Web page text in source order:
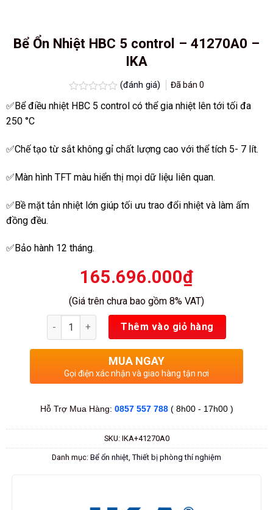
Bể Ổn Nhiệt HBC 5 control – 41270A0 –
IKA
Được
xếp
sao
(đánh giá) Đã bán0
✅Bể điều nhiệt HBC 5 control có thể gia nhiệt lên tới tối đa
250 °C
✅Chế tạo từ sắt không gỉ chất lượng cao với thể tích 5- 7 lít.
✅Màn hình TFT màu hiển thị mọi dữ liệu liên quan.
✅Bề mặt tản nhiệt lớn giúp tối ưu trao đổi nhiệt và làm ấm
đồng đều.
✅Bảo hành 12 tháng.
165.696.000₫
(Giá trên chưa bao gồm 8% VAT)
Số lượng Thêm vào giỏ hàng
MUA NGAY
Gọi điện xác nhận và giao hàng tận nơi
Hỗ Trợ Mua Hàng: 0857 557 788 ( 8h00 - 17h00 )
SKU: IKA+41270A0
Danh mục: Bể ổn nhiệt, Thiết bị phòng thí nghiệm